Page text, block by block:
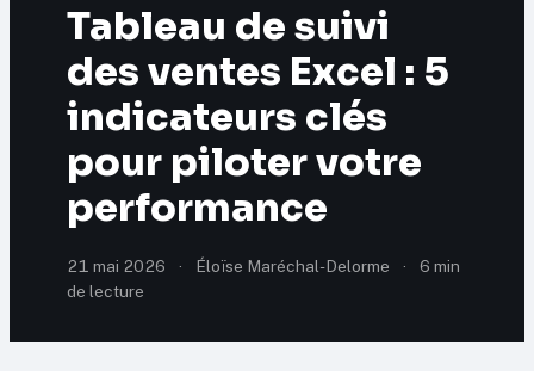
Éducation & Emploi
Marketing
Tableau de suivi
des ventes Excel : 5
indicateurs clés
pour piloter votre
performance
21 mai 2026 · Éloïse Maréchal-Delorme ·
6 min
de lecture